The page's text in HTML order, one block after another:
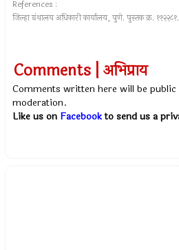
References :
जिल्हा ग्रंथालय अधिकारी कार्यालय, पुणे. पुस्तक क्र. ११२२८१.
Comments | अभिप्राय
Comments written here will be
moderation.
Like us on Facebookto send us a